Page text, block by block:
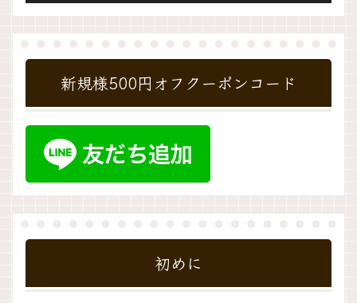
新規様500円オフクーポンコード
初めに